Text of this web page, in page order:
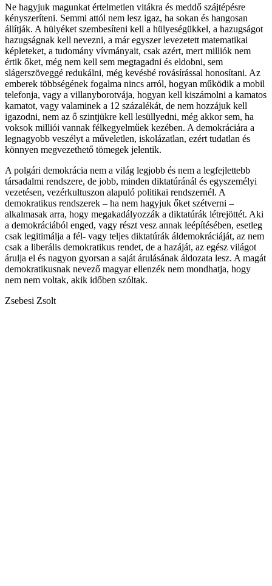
Ne hagyjuk magunkat értelmetlen vitákra és meddő szájtépésre
kényszeríteni. Semmi attól nem lesz igaz, ha sokan és hangosan
állítják. A hülyéket szembesíteni kell a hülyeségükkel, a hazugságot
hazugságnak kell nevezni, a már egyszer levezetett matematikai
képleteket, a tudomány vívmányait, csak azért, mert milliók nem
értik őket, még nem kell sem megtagadni és eldobni, sem
slágerszöveggé redukálni, még kevésbé rovásírással honosítani. Az
emberek többségének fogalma nincs arról, hogyan működik a mobil
telefonja, vagy a villanyborotvája, hogyan kell kiszámolni a kamatos
kamatot, vagy valaminek a 12 százalékát, de nem hozzájuk kell
igazodni, nem az ő szintjükre kell lesüllyedni, még akkor sem, ha
voksok milliói vannak félkegyelműek kezében. A demokráciára a
legnagyobb veszélyt a műveletlen, iskolázatlan, ezért tudatlan és
könnyen megvezethető tömegek jelentik.
A polgári demokrácia nem a világ legjobb és nem a legfejlettebb
társadalmi rendszere, de jobb, minden diktatúránál és egyszemélyi
vezetésen, vezérkultuszon alapuló politikai rendszernél. A
demokratikus rendszerek – ha nem hagyjuk őket szétverni –
alkalmasak arra, hogy megakadályozzák a diktatúrák létrejöttét. Aki
a demokráciából enged, vagy részt vesz annak leépítésében, esetleg
csak legitimálja a fél- vagy teljes diktatúrák áldemokráciáját, az nem
csak a liberális demokratikus rendet, de a hazáját, az egész világot
árulja el és nagyon gyorsan a saját árulásának áldozata lesz. A magát
demokratikusnak nevező magyar ellenzék nem mondhatja, hogy
nem nem voltak, akik időben szóltak.
Zsebesi Zsolt